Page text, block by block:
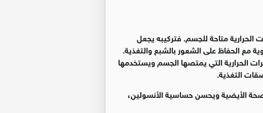
الحرارية متاحة للجسم. فتركيبه يجعل
الحفاظ على الشعور بالشبع والتغذية.
الأيضية (عدد السعرات الحرارية التي يمتصها الجسم ويستخدمها
الأيضية ويحسن حساسية الأنسولين،